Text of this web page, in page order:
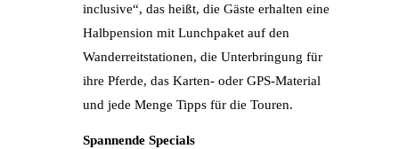
inclusive“, das heißt, die Gäste erhalten eine
Halbpension mit Lunchpaket auf den
Wanderreitstationen, die Unterbringung für
ihre Pferde, das Karten- oder GPS-Material
und jede Menge Tipps für die Touren.
Spannende Specials